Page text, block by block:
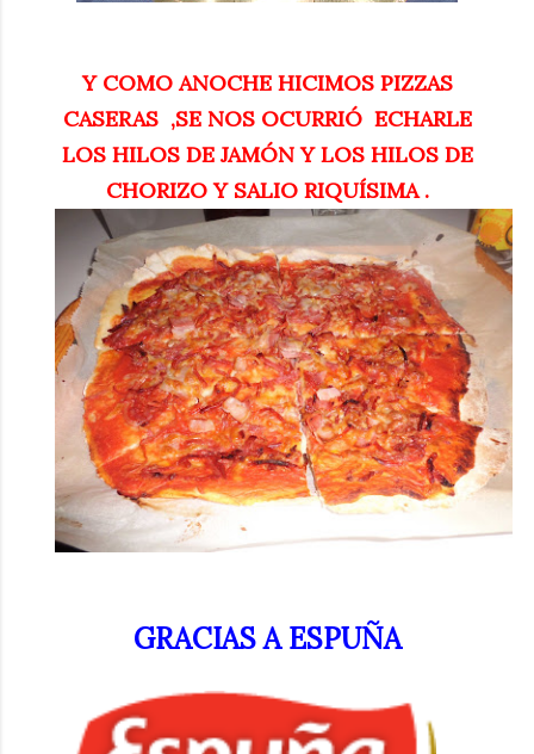
Y COMO ANOCHE HICIMOS PIZZAS
CASERAS ,SE NOS OCURRIÓ ECHARLE
LOS HILOS DE JAMÓN Y LOS HILOS DE
CHORIZO Y SALIO RIQUÍSIMA .
GRACIAS A ESPUÑA